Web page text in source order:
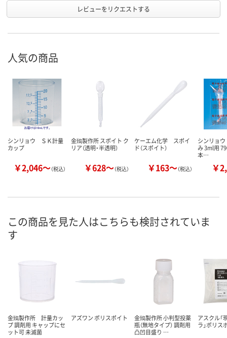
レビューをリクエストする
人気の商品
シンリョウ ＳＫ計量
カップ
￥2,046～（税込）
金鵄製作所 スポイト ク
リア（透明・半透明）
￥628～（税込）
ケーエム化学 スポイ
ド（スポイト）
￥163～（税込）
シンリョ
み 3ml用
本…
￥
この商品を見た人はこちらも検討されていま
す
金鵄製作所 計量カッ
プ 調剤用 キャップにセ
ット可 未滅菌
アズワン ポリスポイト
金鵄製作所 小判型投薬
瓶（無地タイプ） 調剤用
凸凹目盛り …
アスクル「
ラ」ポリス